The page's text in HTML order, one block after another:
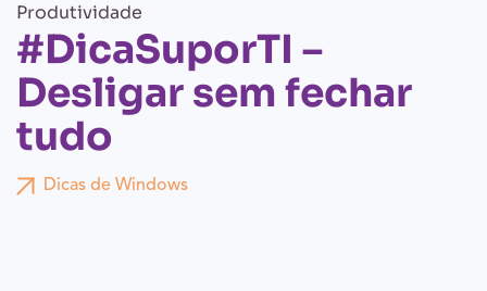
Produtividade
#DicaSuporTI –
Desligar sem fechar
tudo
Dicas de Windows